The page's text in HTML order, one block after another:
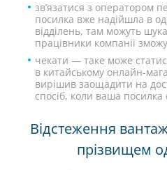
зв’язатися з оператором
посилка вже надійшла в
відділень, там можуть
працівники компанії
чекати — таке може
в китайському онлайн-
вирішив заощадити на
спосіб, коли ваша
Відстеження
прізвищем